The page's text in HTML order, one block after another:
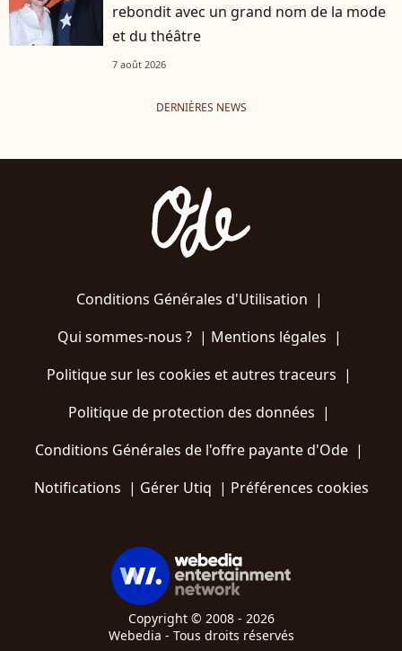
rebondit avec un grand nom de la mode
et du théâtre
7 août 2026
DERNIÈRES NEWS
Conditions Générales d'Utilisation |
Qui sommes-nous ?| Mentions légales |
Politique sur les cookies et autres traceurs |
Politique de protection des données |
Conditions Générales de l'offre payante d'Ode |
Notifications | Gérer Utiq | Préférences cookies
Copyright © 2008 - 2026
Webedia - Tous droits réservés